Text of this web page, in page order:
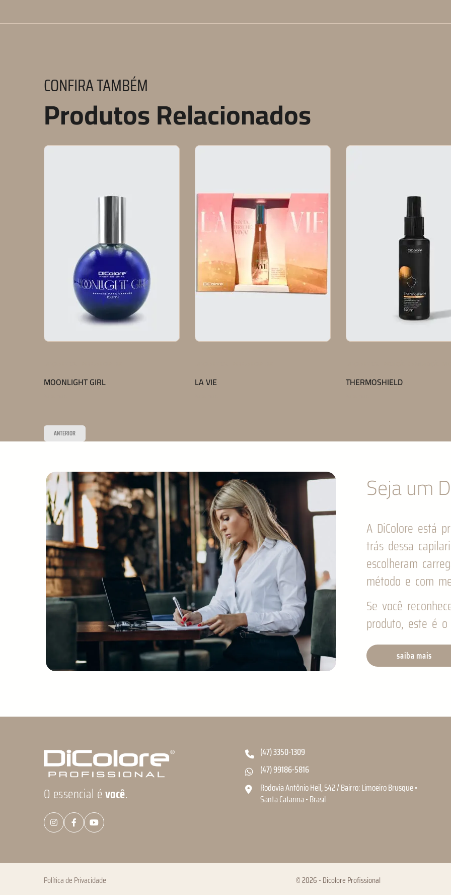
CONFIRA TAMBÉM
Produtos Relacionados
MOONLIGHT GIRL LA VIE THERMOSHIELD
ANTERIOR
Seja um
A DiColore está
trás dessa
escolheram
método e com
Se você
produto, este é
saiba mais
O essencial évocê.
(47) 3350-1309
(47) 99186-5816
Rodovia Antônio Heil, 542 / Bairro: Limoeiro Brusque •
Santa Catarina • Brasil
Política de Privacidade © 2026 - Dicolore Profissional